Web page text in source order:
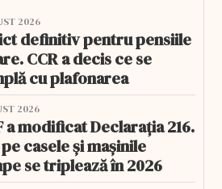
2026
definitiv pentru pensiile
CCR a decis ce se
cu plafonarea
2026
a modificat Declarația 216.
casele și mașinile
se triplează în 2026